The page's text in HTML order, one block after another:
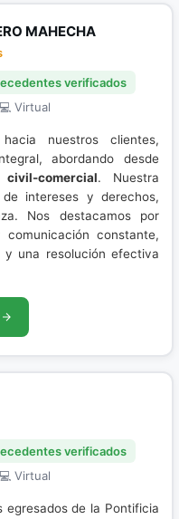
MAHECHA
verificados
Virtual
nuestros clientes,
abordando desde
civil-comercial. Nuestra
intereses y derechos,
Nos destacamos por
constante,
y una resolución efectiva
verificados
Virtual
egresados de la Pontificia